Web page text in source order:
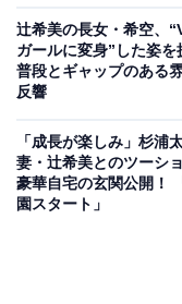
辻希美の長女・希空、
ガールに変身”した姿を
普段とギャップのある
反響
「成長が楽しみ」杉浦太
妻・辻希美とのツーシ
豪華自宅の玄関公開！
園スタート」